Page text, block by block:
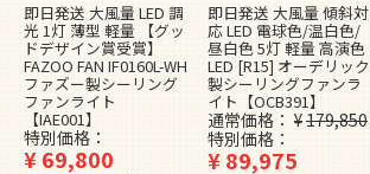
即日発送 大風量 LED 調
光 1灯 薄型 軽量 【グッ
ドデザイン賞受賞】
FAZOO FAN IF0160L-WH
ファズー製シーリング
ファンライト
【IAE001】
特別価格
¥69,800
即日発送 大風量 傾斜対
応 LED 電球色/温白色/
昼白色 5灯 軽量 高演色
LED [R15] オーデリック
製シーリングファンラ
イト【OCB391】
通常価格 ¥179,850
特別価格
¥89,975